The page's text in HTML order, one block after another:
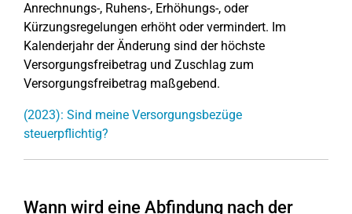
Anrechnungs-, Ruhens-, Erhöhungs-, oder
Kürzungsregelungen erhöht oder vermindert. Im
Kalenderjahr der Änderung sind der höchste
Versorgungsfreibetrag und Zuschlag zum
Versorgungsfreibetrag maßgebend.
(2023): Sind meine Versorgungsbezüge
steuerpflichtig?
Wann wird eine Abfindung nach der